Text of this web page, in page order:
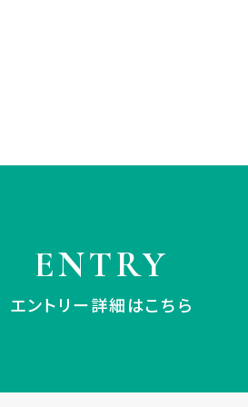
ENTRY
エントリー詳細はこちら